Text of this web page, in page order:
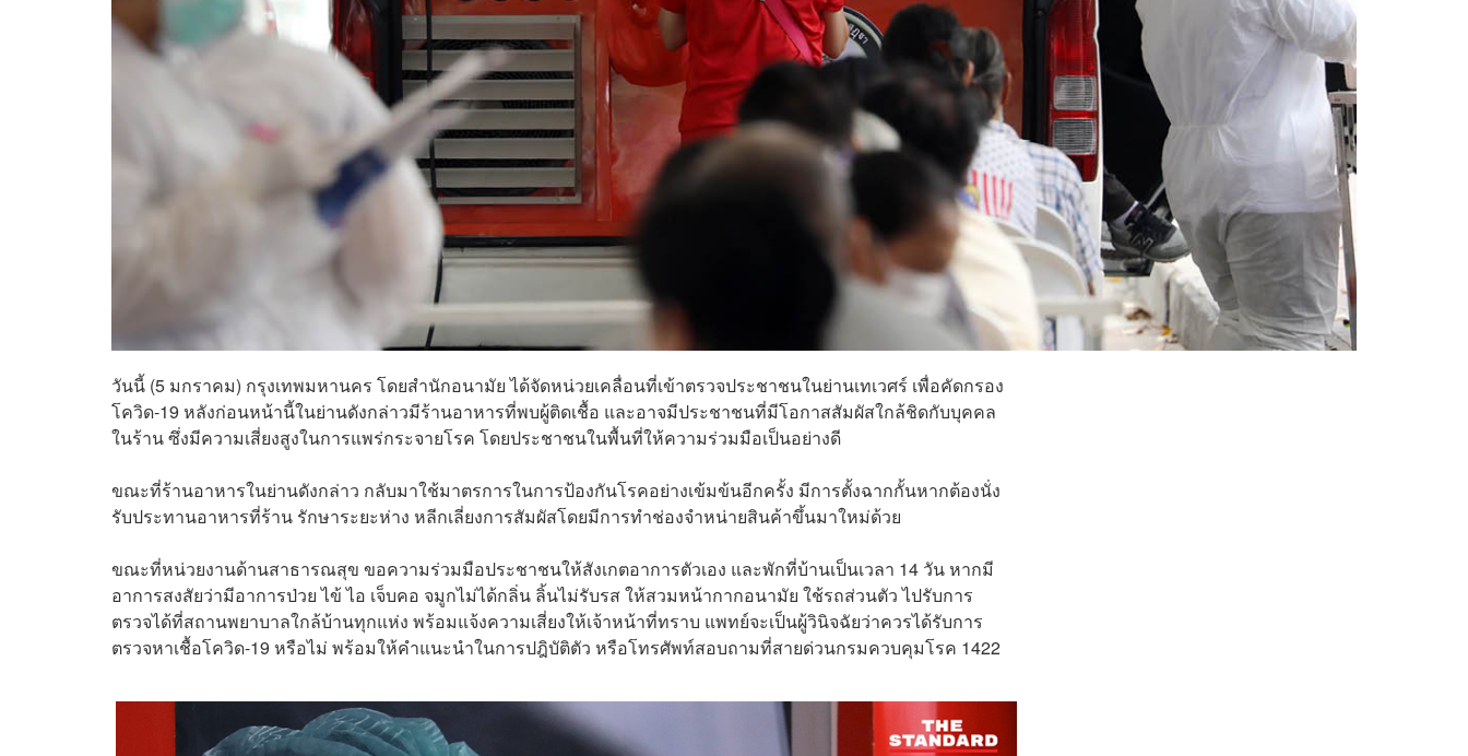
วันนี้ (5 มกราคม) กรุงเทพมหานคร โดยสำนักอนามัย ได้จัดหน่วยเคลื่อนที่เข้าตรวจประชาชนในย่านเทเวศร์ เพื่อคัดกรอง
โควิด-19 หลังก่อนหน้านี้ในย่านดังกล่าวมีร้านอาหารที่พบผู้ติดเชื้อ และอาจมีประชาชนที่มีโอกาสสัมผัสใกล้ชิดกับบุคคล
ในร้าน ซึ่งมีความเสี่ยงสูงในการแพร่กระจายโรค โดยประชาชนในพื้นที่ให้ความร่วมมือเป็นอย่างดี
ขณะที่ร้านอาหารในย่านดังกล่าว กลับมาใช้มาตรการในการป้องกันโรคอย่างเข้มข้นอีกครั้ง มีการตั้งฉากกั้นหากต้องนั่ง
รับประทานอาหารที่ร้าน รักษาระยะห่าง หลีกเลี่ยงการสัมผัสโดยมีการทำช่องจำหน่ายสินค้าขึ้นมาใหม่ด้วย
ขณะที่หน่วยงานด้านสาธารณสุข ขอความร่วมมือประชาชนให้สังเกตอาการตัวเอง และพักที่บ้านเป็นเวลา 14 วัน หากมี
อาการสงสัยว่ามีอาการป่วย ไข้ ไอ เจ็บคอ จมูกไม่ได้กลิ่น ลิ้นไม่รับรส ให้สวมหน้ากากอนามัย ใช้รถส่วนตัว ไปรับการ
ตรวจได้ที่สถานพยาบาลใกล้บ้านทุกแห่ง พร้อมแจ้งความเสี่ยงให้เจ้าหน้าที่ทราบ แพทย์จะเป็นผู้วินิจฉัยว่าควรได้รับการ
ตรวจหาเชื้อโควิด-19 หรือไม่ พร้อมให้คำแนะนำในการปฎิบัติตัว หรือโทรศัพท์สอบถามที่สายด่วนกรมควบคุมโรค 1422